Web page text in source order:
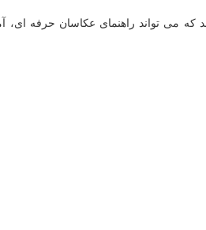
می تواند راهنمای عکاسان حرفه ای،